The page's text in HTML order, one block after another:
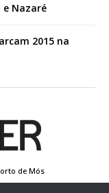
e Nazaré
2015 na
de Mós
Privacidade